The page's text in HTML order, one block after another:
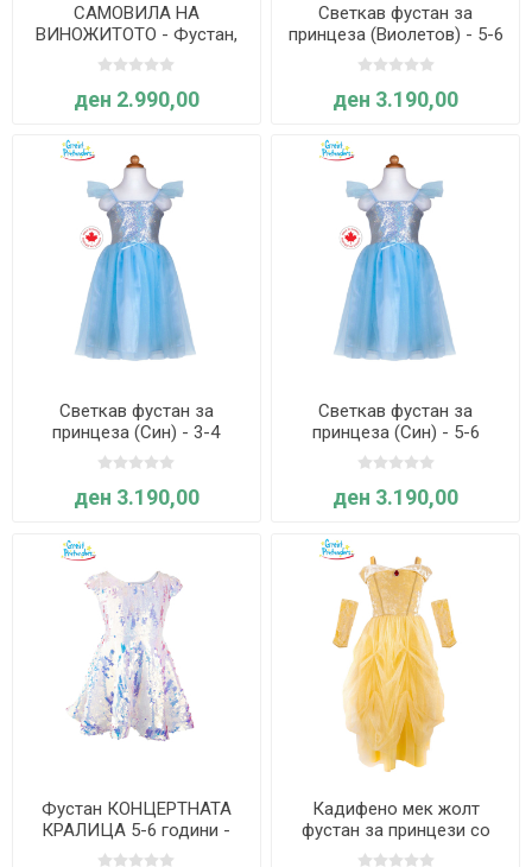
САМОВИЛА НА
ВИНОЖИТОТО - Фустан,
крилја - 5-6 години - Great
Pretenders
ден 2.990,00
Светкав фустан за
принцеза (Виолетов) - 5-6
години - Great Pretenders
ден 3.190,00
Светкав фустан за
принцеза (Син) - 3-4
години - Great Pretenders
ден 3.190,00
Светкав фустан за
принцеза (Син) - 5-6
години - Great Pretenders
ден 3.190,00
Фустан КОНЦЕРТНАТА
КРАЛИЦА 5-6 години -
Great Pretenders
Кадифено мек жолт
фустан за принцези со
грејачи за раце 5-6 години